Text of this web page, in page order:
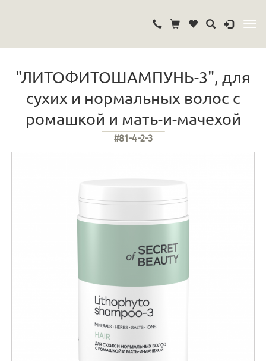
"ЛИТОФИТОШАМПУНЬ-3", для
сухих и нормальных волос с
ромашкой и мать-и-мачехой
#81-4-2-3